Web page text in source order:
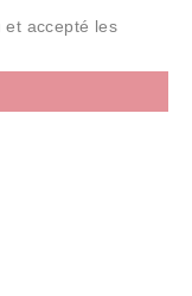
et accepté les